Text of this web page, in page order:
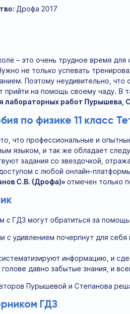
Дрофа 2017
– это очень трудное время
не только успевать
Поэтому неудивительно,
прийти на помощь своему чаду. В
лабораторных работ Пурышева,
по физике 11 класс
что профессиональные и
языком, и так же обладает
задания со звездочкой,
с любой онлайн-
С.В. (Дрофа)» отмечен только
с ГДЗ могут обратиться за
с удивлением почерпнут для
информацию, и
давно забытые знания, и
Пурышевой и Степанова
ГДЗ